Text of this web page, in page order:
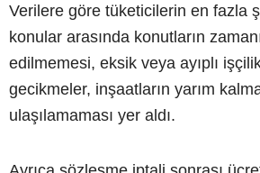
Verilere göre tüketicilerin en fazla
konular arasında konutların
edilmemesi, eksik veya ayıplı
gecikmeler, inşaatların yarım
ulaşılamaması yer aldı.